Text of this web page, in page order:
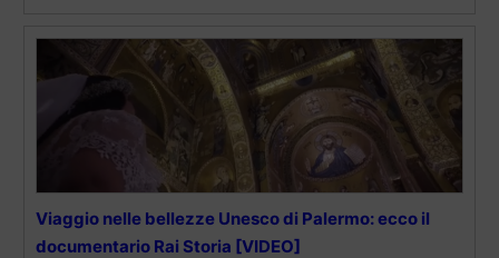
Viaggio nelle bellezze Unesco di Palermo: ecco il
documentario Rai Storia [VIDEO]